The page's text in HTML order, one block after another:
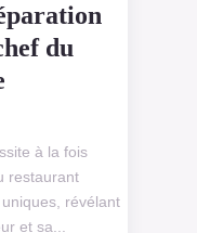
du
à la fois
restaurant
révélant
et sa...